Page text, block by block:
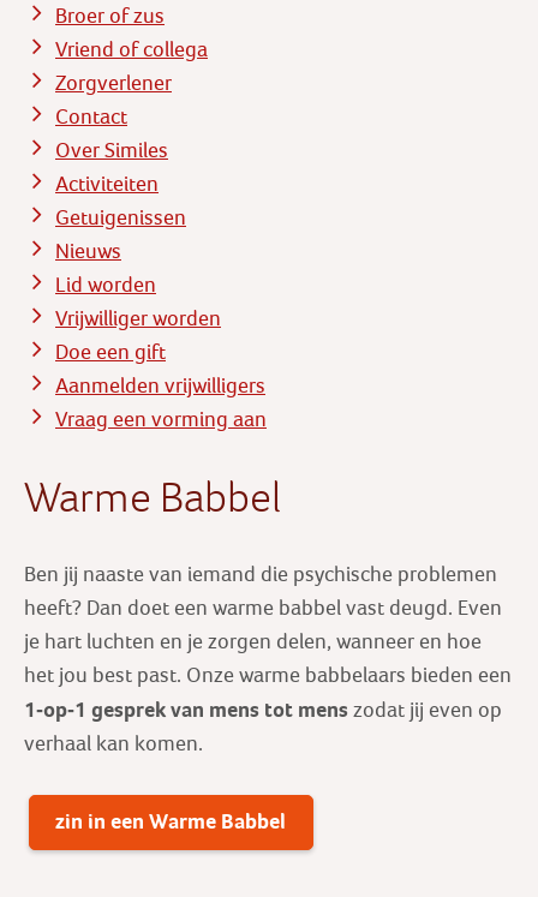
Broer of zus
Vriend of collega
Zorgverlener
Contact
Over Similes
Activiteiten
Getuigenissen
Nieuws
Lid worden
Vrijwilliger worden
Doe een gift
Aanmelden vrijwilligers
Vraag een vorming aan
Warme Babbel
Ben jij naaste van iemand die psychische problemen
heeft? Dan doet een warme babbel vast deugd. Even
je hart luchten en je zorgen delen, wanneer en hoe
het jou best past. Onze warme babbelaars bieden een
1-op-1 gesprek van mens tot mens zodat jij even op
verhaal kan komen.
zin in een Warme Babbel